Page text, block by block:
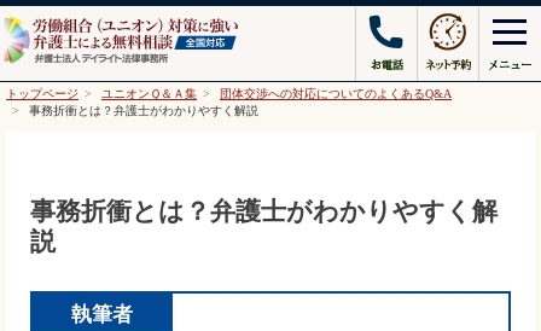
トップページ ユニオンＱ＆Ａ集
団体交渉への対応についてのよくあるQ&A
事務折衝とは？弁護士がわかりやすく解説
事務折衝とは？弁護士がわかりやすく解
説
執筆者